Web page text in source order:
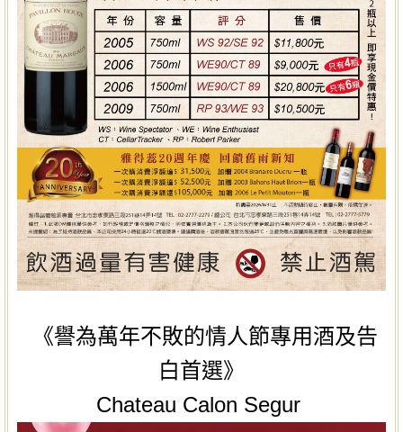
《譽為萬年不敗的情人節專用酒及告
白首選》
Chateau Calon Segur